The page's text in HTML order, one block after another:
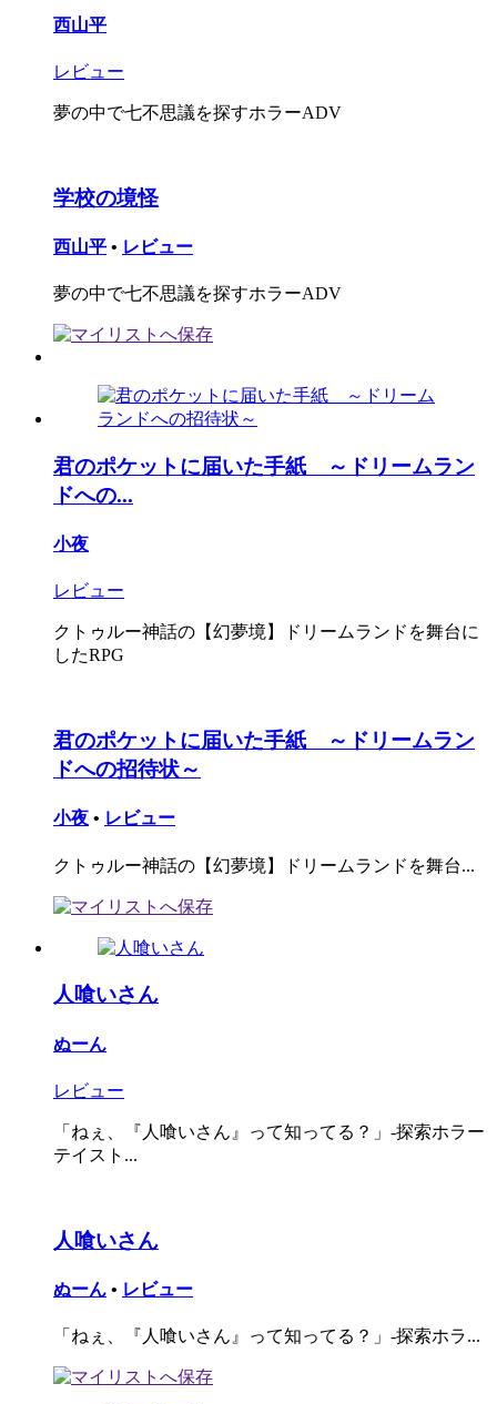
西山平
レビュー
夢の中で七不思議を探すホラーADV
学校の境怪
西山平 • レビュー
夢の中で七不思議を探すホラーADV
君のポケットに届いた手紙 ～ドリームラン
ドへの...
小夜
レビュー
クトゥルー神話の【幻夢境】ドリームランドを舞台に
したRPG
君のポケットに届いた手紙 ～ドリームラン
ドへの招待状～
小夜 • レビュー
クトゥルー神話の【幻夢境】ドリームランドを舞台...
人喰いさん
ぬーん
レビュー
「ねぇ、『人喰いさん』って知ってる？」-探索ホラー
テイスト...
人喰いさん
ぬーん • レビュー
「ねぇ、『人喰いさん』って知ってる？」-探索ホラ...